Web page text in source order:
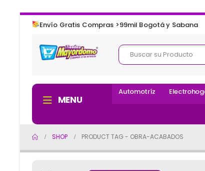
Envío Gratis Compras >99mil Bogotá y Sabana
MENU
Automotríz
SHOP PRODUCT TAG - OBRA-ACABADOS